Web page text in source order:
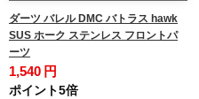
ダーツ バレル DMC バトラス hawk
SUS ホーク ステンレス フロントパ
ーツ
1,540 円
ポイント5倍